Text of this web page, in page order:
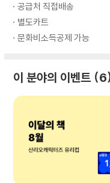
공급처 직접배송
별도카트
문화비소득공제 가능
이 분야의 이벤트 6